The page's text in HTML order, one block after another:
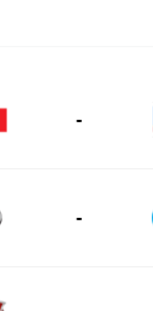
-
-